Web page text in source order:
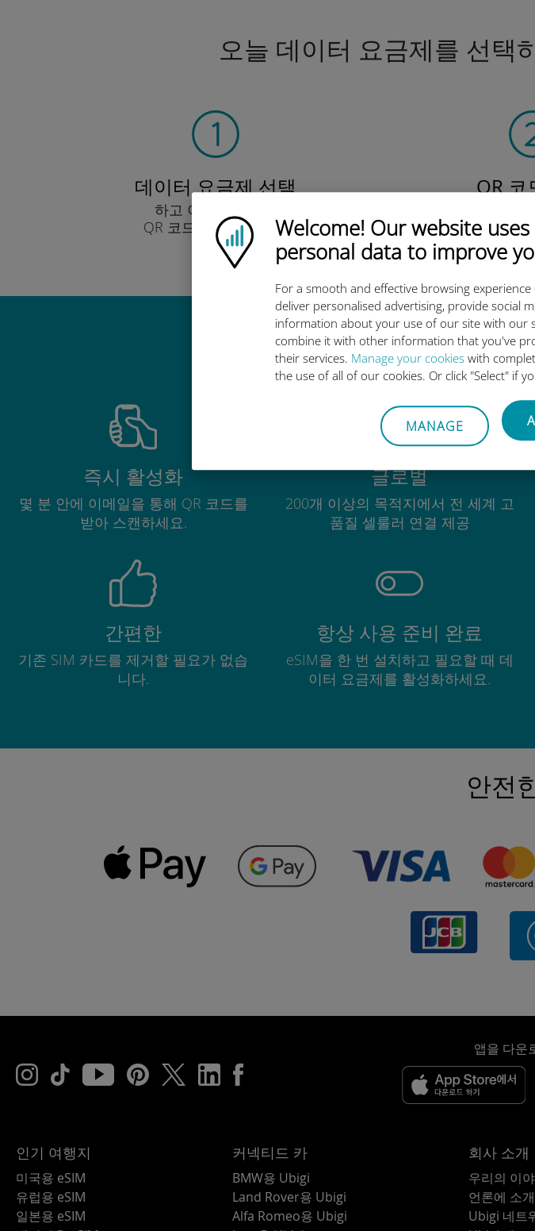
Ubigi logo
Welcome! Our website
personal data to improve
For a smooth and effective browsing
deliver personalised advertising, provide social
information about your use of our site with our
combine it with other information that you've
their services. Manage your cookies with
the use of all of our cookies. Or click "Select" if
MANAGE
오늘 데이터 요금제를 선택
데이터 요금제 선택
하고 이메일을 통해
QR 코드로 받아보세요.
빨리!
QR 코
유비기 eSIM을 설
유비기 국제
즉시 활성화
몇 분 안에 이메일을 통해 QR 코드를
받아 스캔하세요.
글로벌
200개 이상의 목적지에서 전 세계 고
품질 셀룰러 연결 제공
간편한
기존 SIM 카드를 제거할 필요가 없습
니다.
항상 사용 준비 완료
eSIM을 한 번 설치하고 필요할 때 데
이터 요금제를 활성화하세요.
안전
앱을 다운
인기 여행지
미국용 eSIM
유럽용 eSIM
일본용 eSIM
커넥티드 카
BMW용 Ubigi
Land Rover용 Ubigi
Alfa Romeo용 Ubigi
회사 소개
우리의 이
언론에 소
Ubigi 네트